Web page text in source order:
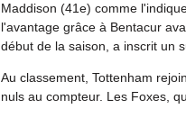
Maddison (41e) comme
l'avantage grâce à Bentacur
début de la saison, a inscrit un
Au classement, Tottenham
nuls au compteur. Les Foxes,